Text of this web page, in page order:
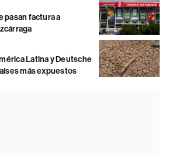
pasan factura a
Latina y Deutsche
más expuestos